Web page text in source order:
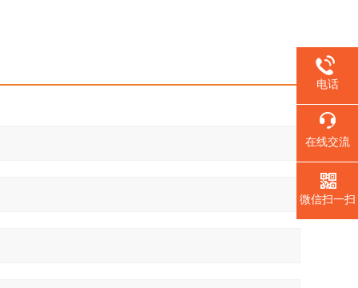
电话
在线交流
微信扫一扫